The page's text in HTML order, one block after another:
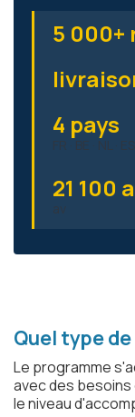
5 000+
4 pays
FR · BE · NL · ES
21 100
av
Quel type
Le programme
avec des
le niveau